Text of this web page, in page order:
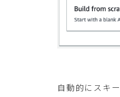
自動的にスキ